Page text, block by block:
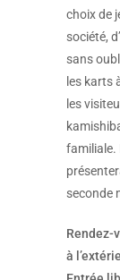
choix de
société,
sans
les karts
les
familiale.
seconde
Rendez-
à